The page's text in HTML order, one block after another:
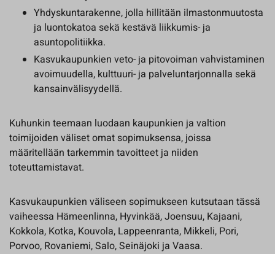
Yhdyskuntarakenne, jolla hillitään ilmastonmuutosta
ja luontokatoa sekä kestävä liikkumis- ja
asuntopolitiikka.
Kasvukaupunkien veto- ja pitovoiman vahvistaminen
avoimuudella, kulttuuri- ja palveluntarjonnalla sekä
kansainvälisyydellä.
Kuhunkin teemaan luodaan kaupunkien ja valtion
toimijoiden väliset omat sopimuksensa, joissa
määritellään tarkemmin tavoitteet ja niiden
toteuttamistavat.
Kasvukaupunkien väliseen sopimukseen kutsutaan tässä
vaiheessa Hämeenlinna, Hyvinkää, Joensuu, Kajaani,
Kokkola, Kotka, Kouvola, Lappeenranta, Mikkeli, Pori,
Porvoo, Rovaniemi, Salo, Seinäjoki ja Vaasa.